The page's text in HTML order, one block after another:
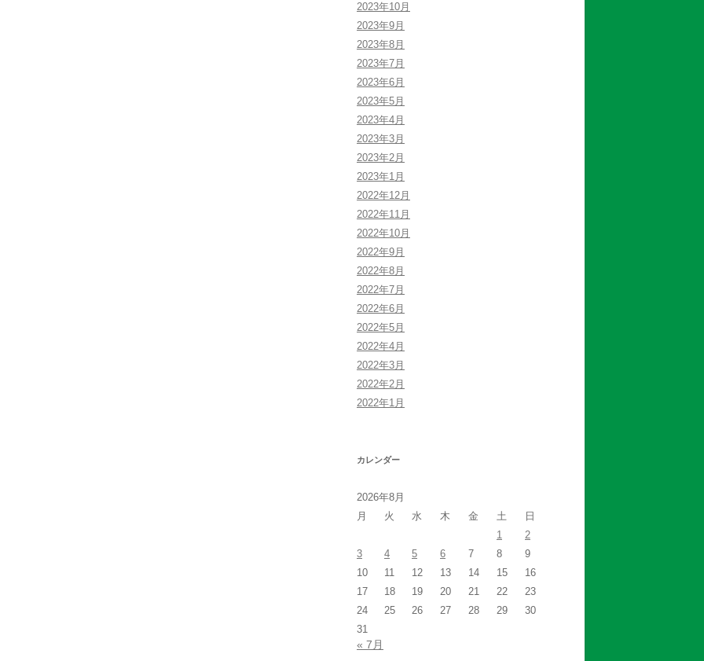
2023年10月
2023年9月
2023年8月
2023年7月
2023年6月
2023年5月
2023年4月
2023年3月
2023年2月
2023年1月
2022年12月
2022年11月
2022年10月
2022年9月
2022年8月
2022年7月
2022年6月
2022年5月
2022年4月
2022年3月
2022年2月
2022年1月
カレンダー
2026年8月
月
火 水 木 金 土
日
1
2
3
4 5 6 7 8
9
10
11 12 13 14 15
16
17
18 19 20 21 22
23
24
25 26 27 28 29
30
31
« 7月